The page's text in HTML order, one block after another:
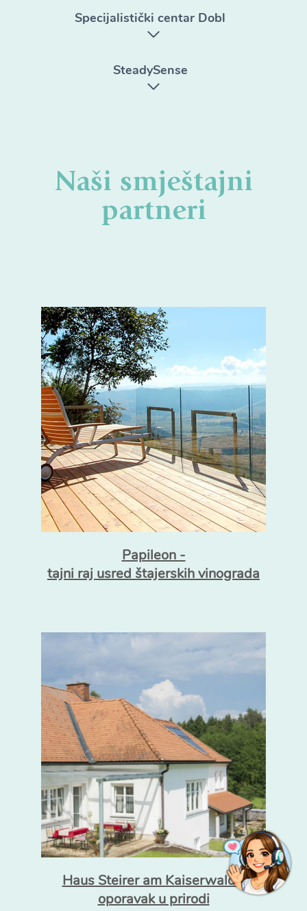
Specijalistički centar Dobl
SteadySense
Naši smještajni
partneri
Papileon -
tajni raj usred štajerskih vinograda
Haus Steirer am Kaiserwald -
oporavak u prirodi